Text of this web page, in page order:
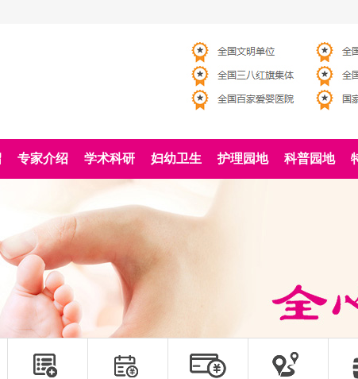
专家介绍 学术科研 妇幼卫生 护理园地 科普园地